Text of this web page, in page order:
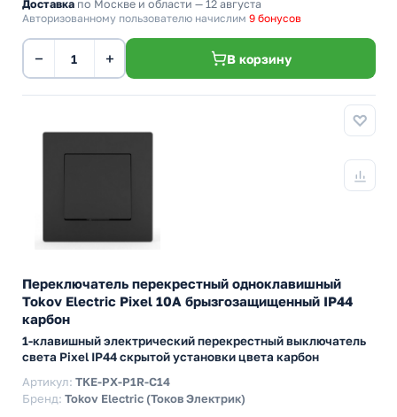
Доставка по Москве и области — 12 августа
Авторизованному пользователю начислим 9 бонусов
− + В корзину
Переключатель перекрестный одноклавишный
Tokov Electric Pixel 10А брызгозащищенный IP44
карбон
1-клавишный электрический перекрестный выключатель
света Pixel IP44 скрытой установки цвета карбон
Артикул: TKE-PX-P1R-C14
Бренд: Tokov Electric (Токов Электрик)